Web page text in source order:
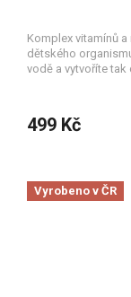
Komplex vitamínů
dětského
vodě a vytvoříte tak
499 Kč
Vyrobeno v ČR